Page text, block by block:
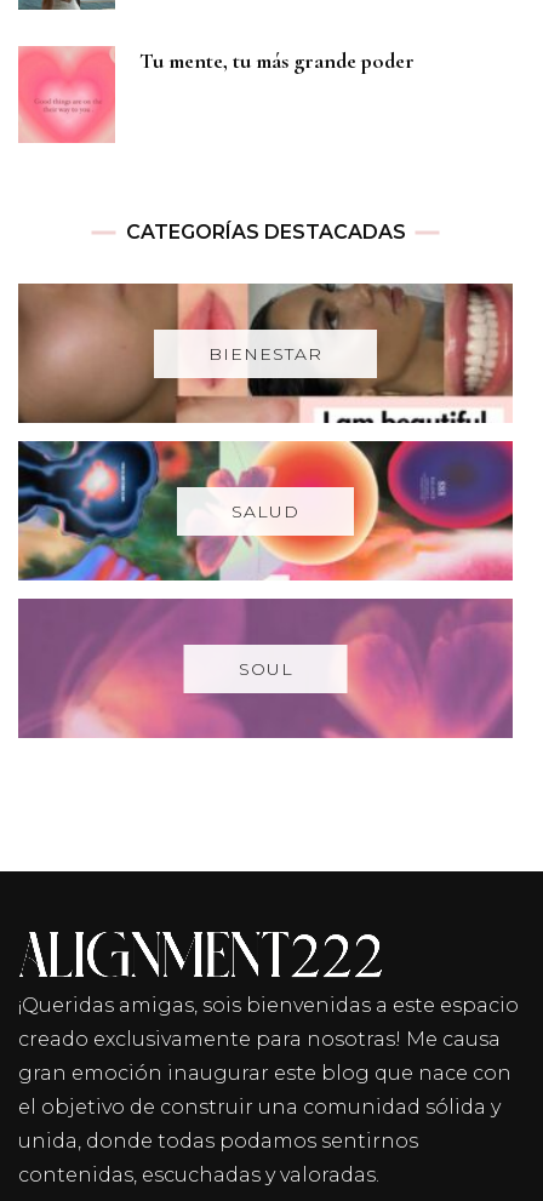
Tu mente, tu más grande poder
CATEGORÍAS DESTACADAS
BIENESTAR
SALUD
SOUL
¡Queridas amigas, sois bienvenidas a este espacio
creado exclusivamente para nosotras! Me causa
gran emoción inaugurar este blog que nace con
el objetivo de construir una comunidad sólida y
unida, donde todas podamos sentirnos
contenidas, escuchadas y valoradas.